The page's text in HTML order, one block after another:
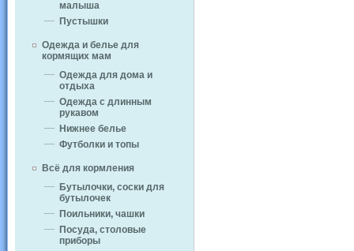
малыша
Пустышки
Одежда и белье для
кормящих мам
Одежда для дома и
отдыха
Одежда с длинным
рукавом
Нижнее белье
Футболки и топы
Всё для кормления
Бутылочки, соски для
бутылочек
Поильники, чашки
Посуда, столовые
приборы